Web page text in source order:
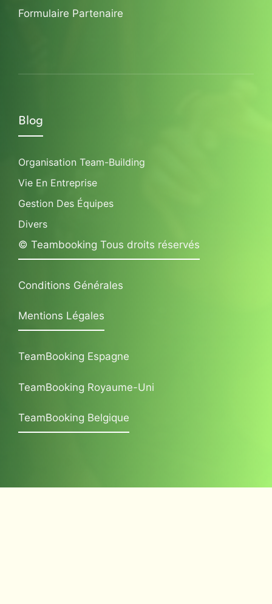
Formulaire Partenaire
Blog
Organisation Team-Building
Vie En Entreprise
Gestion Des Équipes
Divers
© Teambooking Tous droits réservés
Conditions Générales
Mentions Légales
TeamBooking Espagne
TeamBooking Royaume-Uni
TeamBooking Belgique